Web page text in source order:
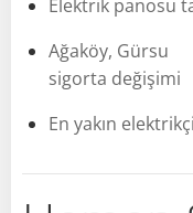
Elektrik panosu
Ağaköy, Gürsu
sigorta değişimi
En yakın